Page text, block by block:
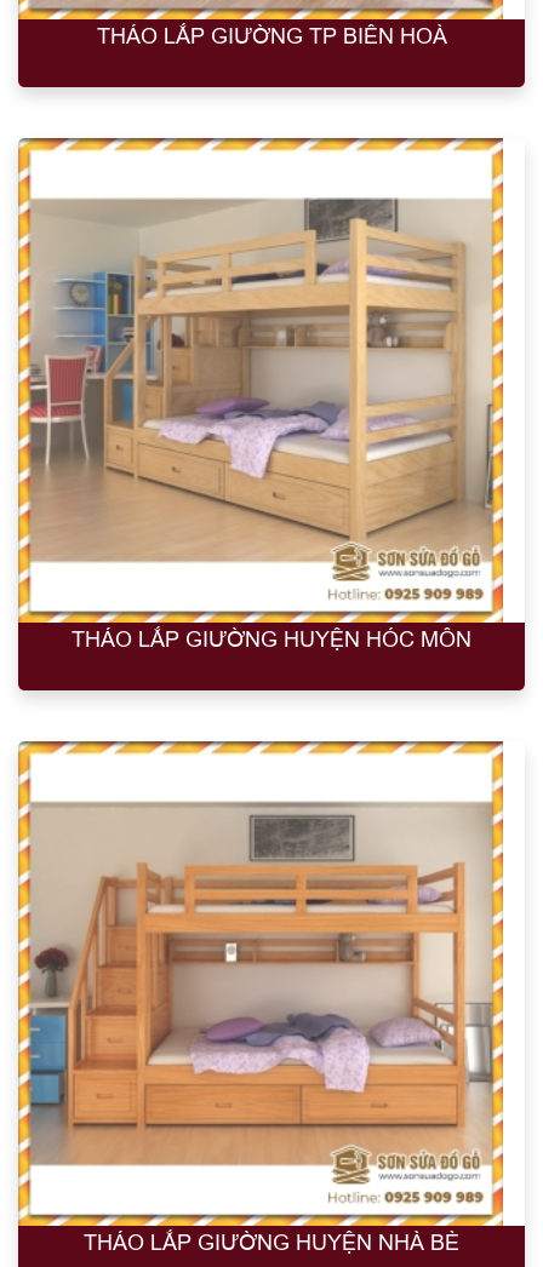
THÁO LẮP GIƯỜNG TP BIÊN HOÀ
THÁO LẮP GIƯỜNG HUYỆN HÓC MÔN
THÁO LẮP GIƯỜNG HUYỆN NHÀ BÈ